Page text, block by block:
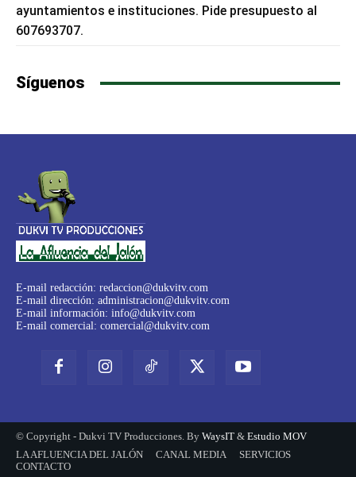
ayuntamientos e instituciones. Pide presupuesto al
607693707.
Síguenos
E-mail redacción: redaccion@dukvitv.com
E-mail dirección: administracion@dukvitv.com
E-mail información: info@dukvitv.com
E-mail comercial: comercial@dukvitv.com
© Copyright - Dukvi TV Producciones. By WaysIT & Estudio MOV
LA AFLUENCIA DEL JALÓN
CANAL MEDIA
SERVICIOS
CONTACTO